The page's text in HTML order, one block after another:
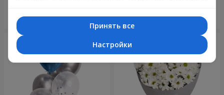
Заказать Заказать
Принять все
Настройки